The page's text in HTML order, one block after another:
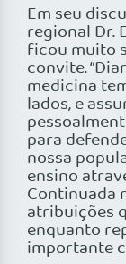
Em seu
regional Dr.
ficou muito
convite.
medicina
lados, e
para
nossa
ensino
Continuada
atribuições
enquanto
importante